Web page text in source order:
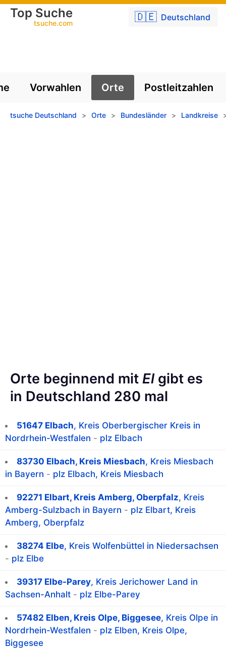
🇩🇪 Deutschland
Top Suche
tsuche.com
Vorwahlen Orte Postleitzahlen
tsuche Deutschland > Orte > Bundesländer > Landkreise
Orte beginnend mit Elgibt es
in Deutschland 280 mal
51647 Elbach, Kreis Oberbergischer Kreis in
Nordrhein-Westfalen - plz Elbach
83730 Elbach, Kreis Miesbach, Kreis Miesbach
in Bayern - plz Elbach, Kreis Miesbach
92271 Elbart, Kreis Amberg, Oberpfalz, Kreis
Amberg-Sulzbach in Bayern - plz Elbart, Kreis
Amberg, Oberpfalz
38274 Elbe, Kreis Wolfenbüttel in Niedersachsen
- plz Elbe
39317 Elbe-Parey, Kreis Jerichower Land in
Sachsen-Anhalt - plz Elbe-Parey
57482 Elben, Kreis Olpe, Biggesee, Kreis Olpe in
Nordrhein-Westfalen - plz Elben, Kreis Olpe,
Biggesee